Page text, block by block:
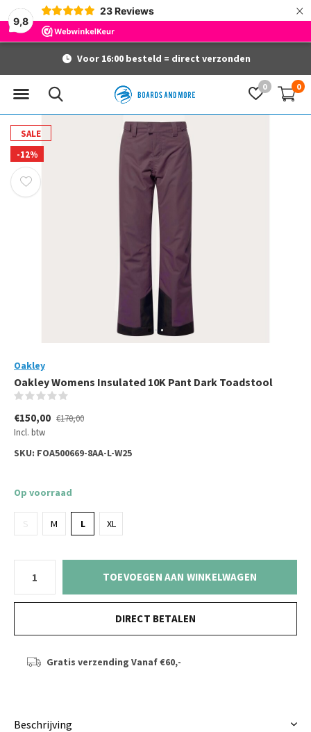
9,8
23 Reviews ×
0 0
Voor 16:00 besteld = direct verzonden
SALE
-12%
Oakley
Oakley Womens Insulated 10K Pant Dark Toadstool
€150,00 €170,00
Incl. btw
SKU: FOA500669-8AA-L-W25
Op voorraad
S M L XL
TOEVOEGEN AAN WINKELWAGEN
DIRECT BETALEN
Gratis verzending Vanaf €60,-
Beschrijving